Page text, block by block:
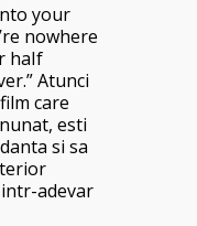
your
nowhere
haIf
Atunci
care
esti
si sa
adevar